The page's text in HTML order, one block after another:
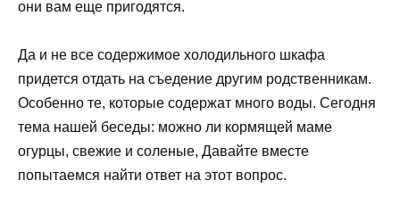
они вам еще пригодятся.
Да и не все содержимое холодильного шкафа
придется отдать на съедение другим родственникам.
Особенно те, которые содержат много воды. Сегодня
тема нашей беседы: можно ли кормящей маме
огурцы, свежие и соленые, Давайте вместе
попытаемся найти ответ на этот вопрос.